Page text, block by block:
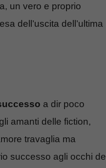
un vero e proprio
dell’uscita dell’ultima
a dir poco
amanti delle fiction,
travaglia ma
successo agli occhi del